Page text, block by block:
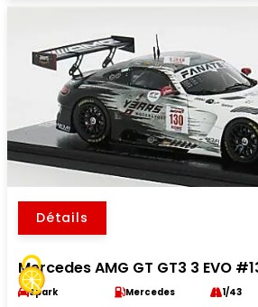
Détails
Mercedes AMG GT GT3 3 EVO
Spark Mercedes 1/43